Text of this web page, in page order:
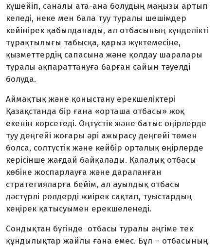
күшейіп, саналы ата-ана болудың маңызы артып
келеді, неке мен бала туу туралы шешімдер
кейінірек қабылданады, ал отбасының күнделікті
тұрақтылығы табысқа, қарыз жүктемесіне,
қызметтердің сапасына және қолдау шаралары
туралы ақпараттануға барған сайын тәуелді
болуда.
Аймақтық және қоныстану ерекшеліктері
Қазақстанда бір ғана «орташа отбасы» жоқ
екенін көрсетеді. Оңтүстік және батыс өңірлерде
туу деңгейі жоғары әрі ажырасу деңгейі төмен
болса, солтүстік және кейбір орталық өңірлерде
керісінше жағдай байқалады. Қалалық отбасы
көбіне жоспарлауға және дараланған
стратегияларға бейім, ал ауылдық отбасы
дәстүрлі рөлдерді жиірек сақтап, туыстардың
кеңірек қатысуымен ерекшеленеді.
Сондықтан бүгінде отбасы туралы әңгіме тек
құндылықтар жайлы ғана емес. Бұл – отбасының